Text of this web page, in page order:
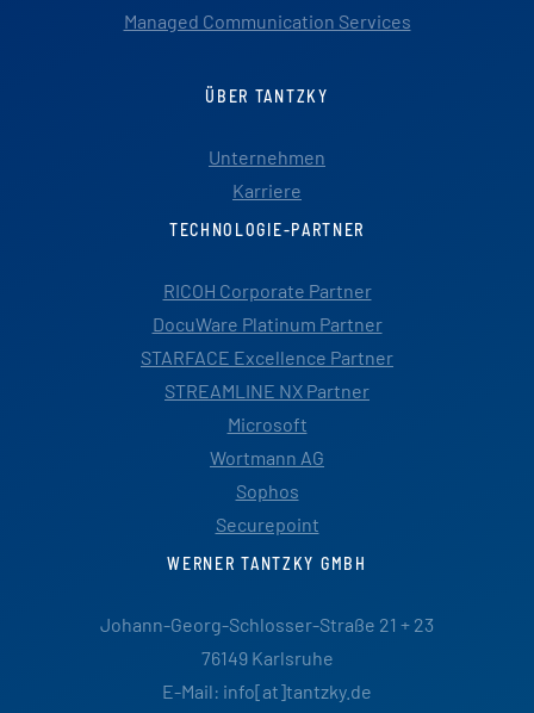
Managed Communication Services
ÜBER TANTZKY
Unternehmen
Karriere
TECHNOLOGIE-PARTNER
RICOH Corporate Partner
DocuWare Platinum Partner
STARFACE Excellence Partner
STREAMLINE NX Partner
Microsoft
Wortmann AG
Sophos
Securepoint
WERNER TANTZKY GMBH
Johann-Georg-Schlosser-Straße 21 + 23
76149 Karlsruhe
E-Mail: info[at]tantzky.de